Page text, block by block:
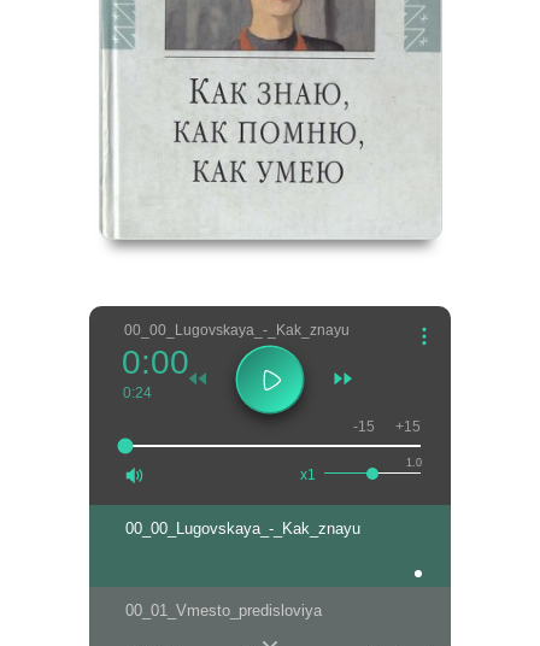
00_00_Lugovskaya_-_Kak_znayu
0:00
0:24
1.0
x1
-15 +15
00_00_Lugovskaya_-_Kak_znayu
00_01_Vmesto_predisloviya